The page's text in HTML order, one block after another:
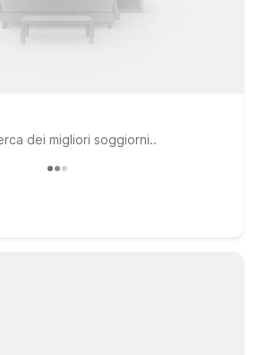
dei migliori soggiorni..